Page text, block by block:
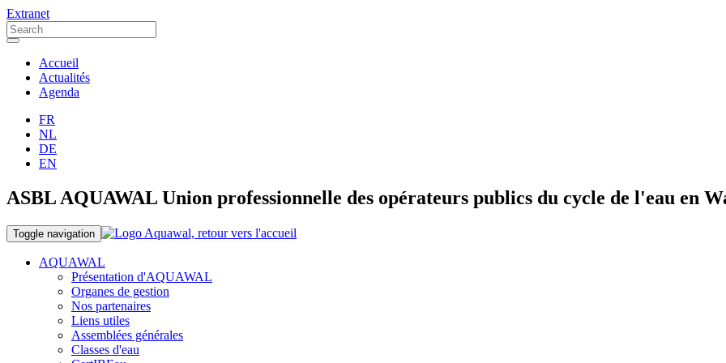
Extranet
Accueil
Actualités
Agenda
FR
NL
DE
EN
ASBL AQUAWAL Union professionnelle des opérateurs publics du cycle de l'eau en
Toggle navigation
AQUAWAL
Présentation d'AQUAWAL
Organes de gestion
Nos partenaires
Liens utiles
Assemblées générales
Classes d'eau